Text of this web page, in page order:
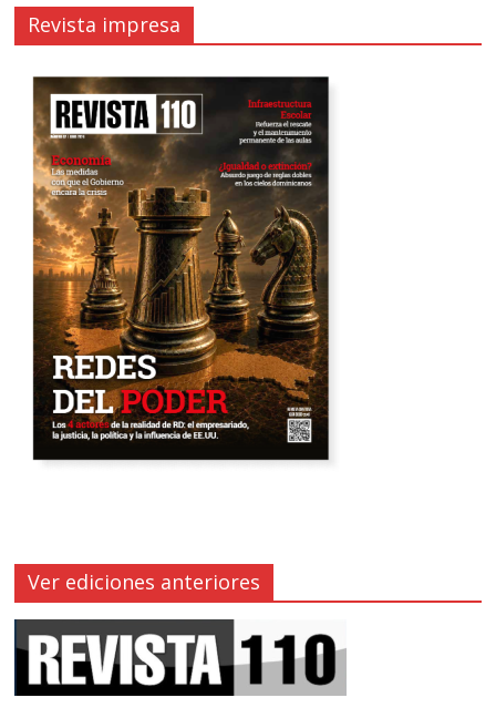
Revista impresa
Ver ediciones anteriores